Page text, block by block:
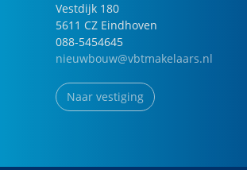
Vestdijk 180
5611 CZ Eindhoven
088-5454645
nieuwbouw@vbtmakelaars.nl
Naar vestiging